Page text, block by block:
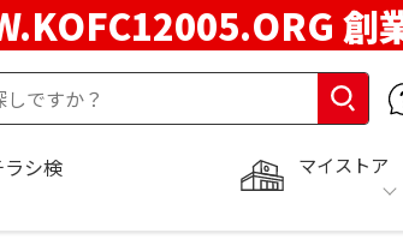
創
マイストア
シ検